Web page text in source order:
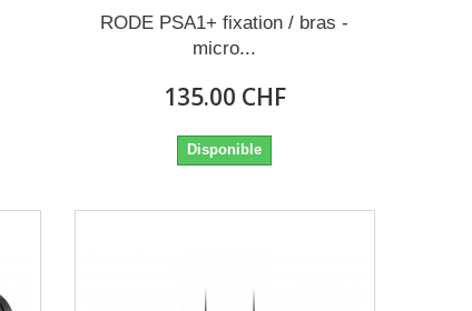
RODE PSA1+ fixation / bras -
micro...
135.00 CHF
Disponible